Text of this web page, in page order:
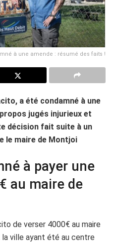
à une amende : résumé des faits !
a été condamné à une
jugés injurieux et
décision fait suite à un
le maire de Montjoi
à payer une
au maire de
de verser 4000€ au maire
ville ayant été au centre